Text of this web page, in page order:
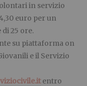
in servizio
euro per un
25 ore.
su piattaforma on
e il Servizio
entro